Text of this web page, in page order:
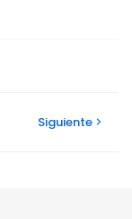
Siguiente